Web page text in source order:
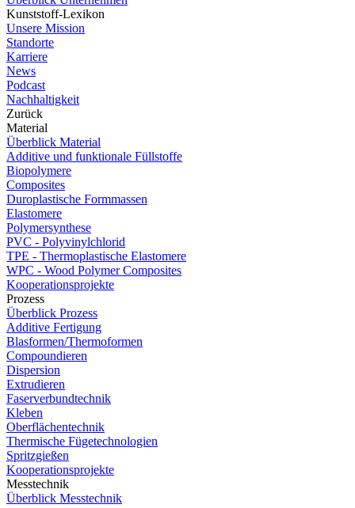
Kunststoff-Lexikon
Unsere Mission
Standorte
Karriere
News
Podcast
Nachhaltigkeit
Zurück
Material
Überblick Material
Additive und funktionale Füllstoffe
Biopolymere
Composites
Duroplastische Formmassen
Elastomere
Polymersynthese
PVC - Polyvinylchlorid
TPE - Thermoplastische Elastomere
WPC - Wood Polymer Composites
Kooperationsprojekte
Prozess
Überblick Prozess
Additive Fertigung
Blasformen/Thermoformen
Compoundieren
Dispersion
Extrudieren
Faserverbundtechnik
Kleben
Oberflächentechnik
Thermische Fügetechnologien
Spritzgießen
Kooperationsprojekte
Messtechnik
Überblick Messtechnik